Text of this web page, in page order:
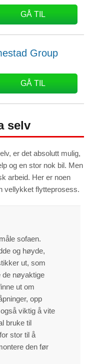
GÅ TIL
Group
GÅ TIL
selv
er det absolutt mulig,
og en stor nok bil. Men
arbeid. Her er noen
vellykket flytteprosess.
sofaen.
og høyde,
ut, som
de nøyaktige
ut om
opp
viktig å vite
bruke til
stor til å
den før